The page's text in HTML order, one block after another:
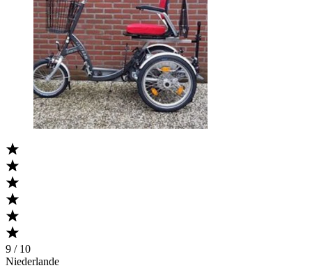
9 / 10
Niederlande